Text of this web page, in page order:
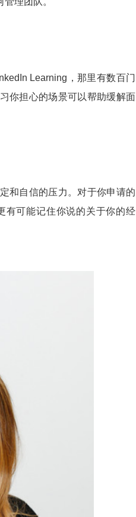
Learning，那里有数百门
你担心的场景可以帮助缓解面
和自信的压力。对于你申请的
有可能记住你说的关于你的经